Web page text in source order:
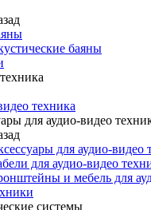
баяны
техника
для аудио-видео
для аудио-видео
для аудио-видео
и мебель для
системы